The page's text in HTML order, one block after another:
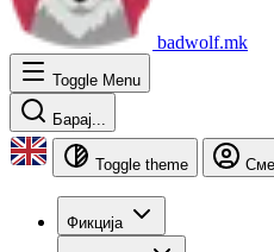
badwolf.mk
Toggle Menu
Барај...
Toggle theme
Фикција